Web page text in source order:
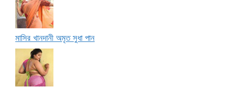
মাসির খানদানী অমৃত সুধা পান